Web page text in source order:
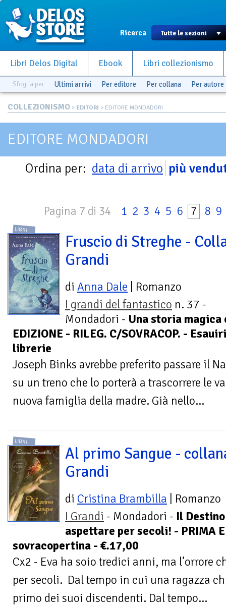
Ricerca
Libri Delos Digital Ebook Libri collezionismo
Sfoglia per Ultimi arrivi Per editore Per collana Per autore
COLLEZIONISMO > EDITORI > EDITORE MONDADORI
EDITORE MONDADORI
Ordina per: data di arrivo più
Pagina 7 di 34 1 2 3 4 5 6 7 8 9
LIBRI
Fruscio di Streghe -
Grandi
di Anna Dale | Romanzo
I grandi del fantastico n. 37 -
Mondadori - Una storia magica
EDIZIONE - RILEG. C/SOVRACOP. -
librerie
Joseph Binks avrebbe preferito passare il
su un treno che lo porterà a trascorrere le
nuova famiglia della madre. Già nello...
LIBRI
Al primo Sangue -
Grandi
di Cristina Brambilla | Romanzo
I Grandi - Mondadori - Il
aspettare per secoli! - PRIMA
sovracopertina - €.17,00
Cx2 - Eva ha soio tredici anni, ma l’orrore
per secoli. Dal tempo in cui una ragazza
primo dei suoi discendenti. Dal tempo...